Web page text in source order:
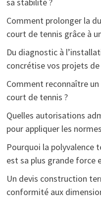
Comment prolonger la
court de tennis grâce à
Du diagnostic à
concrétise vos projets
Comment reconnaître
court de tennis ?
Quelles autorisations
pour appliquer les
Pourquoi la polyvalence
est sa plus grande force
Un devis construction
conformité aux